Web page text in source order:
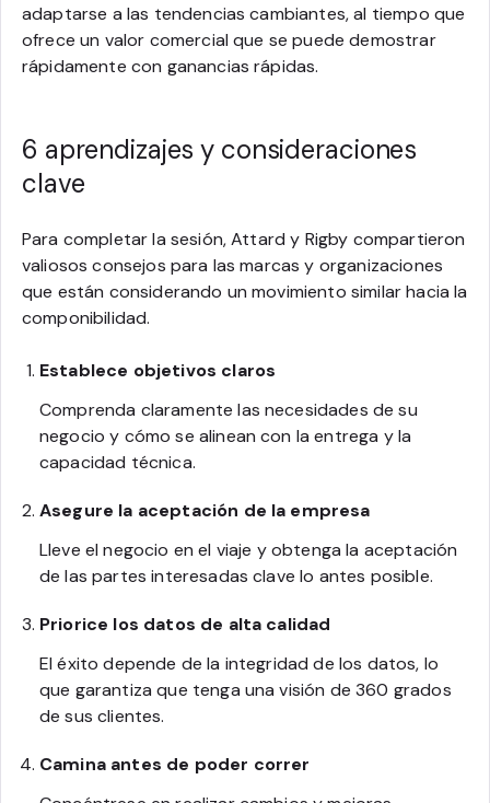
adaptarse a las tendencias cambiantes, al tiempo que
ofrece un valor comercial que se puede demostrar
rápidamente con ganancias rápidas.
6 aprendizajes y consideraciones
clave
Para completar la sesión, Attard y Rigby compartieron
valiosos consejos para las marcas y organizaciones
que están considerando un movimiento similar hacia la
componibilidad.
Establece objetivos claros
Comprenda claramente las necesidades de su
negocio y cómo se alinean con la entrega y la
capacidad técnica.
Asegure la aceptación de la empresa
Lleve el negocio en el viaje y obtenga la aceptación
de las partes interesadas clave lo antes posible.
Priorice los datos de alta calidad
El éxito depende de la integridad de los datos, lo
que garantiza que tenga una visión de 360 grados
de sus clientes.
Camina antes de poder correr